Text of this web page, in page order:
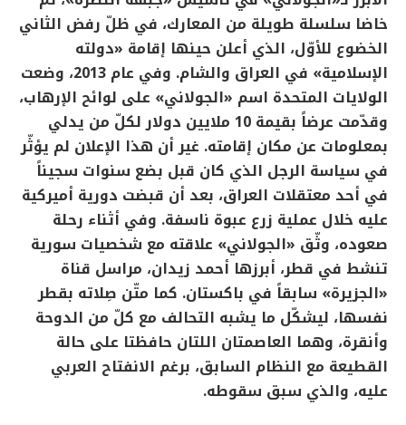
خاضا سلسلة طويلة من المعارك، في ظلّ رفض الثاني
الخضوع للأوّل، الذي أعلن حينها إقامة «دولته
الإسلامية» في العراق والشام. وفي عام 2013، وضعت
الولايات المتحدة اسم «الجولاني» على لوائح الإرهاب،
وقدّمت عرضاً بقيمة 10 ملايين دولار لكلّ من يدلي
بمعلومات عن مكان إقامته. غير أن هذا الإعلان لم يؤثّر
في سياسة الرجل الذي كان قبل بضع سنوات سجيناً
في أحد معتقلات العراق، بعد أن قبضت دورية أميركية
عليه خلال عملية زرع عبوة ناسفة. وفي أثناء رحلة
صعوده، وثّق «الجولاني» علاقته مع شخصيات سورية
تنشط في قطر، أبرزها أحمد زيدان، مراسل قناة
«الجزيرة» سابقاً في باكستان. كما متّن صِلاته بقطر
نفسها، ليشكّل ما يشبه التحالف مع كلّ من الدوحة
وأنقرة، وهما العاصمتان اللتان حافظتا على حالة
القطيعة مع النظام السابق، برغم الانفتاح العربي
عليه، والذي سبق سقوطه.